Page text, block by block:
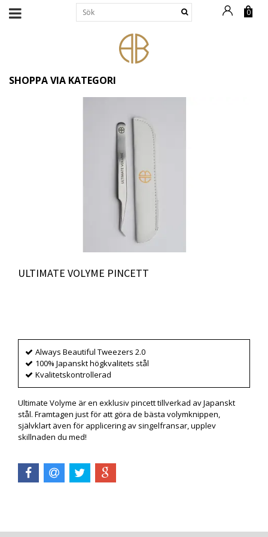
0
SHOPPA VIA KATEGORI
ULTIMATE VOLYME PINCETT
Always Beautiful Tweezers 2.0
100% Japanskt högkvalitets stål
Kvalitetskontrollerad
Ultimate Volyme är en exklusiv pincett tillverkad av Japanskt
stål. Framtagen just för att göra de bästa volymknippen,
självklart även för applicering av singelfransar, upplev
skillnaden du med!